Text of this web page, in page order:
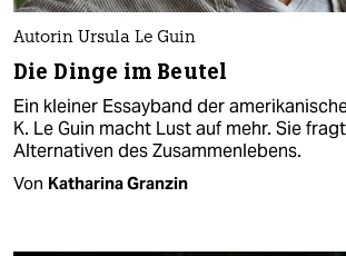
Autorin Ursula Le Guin
Die Dinge im Beutel
Ein kleiner Essayband der
K. Le Guin macht Lust auf mehr. Sie
Alternativen des Zusammenlebens.
Von Katharina Granzin